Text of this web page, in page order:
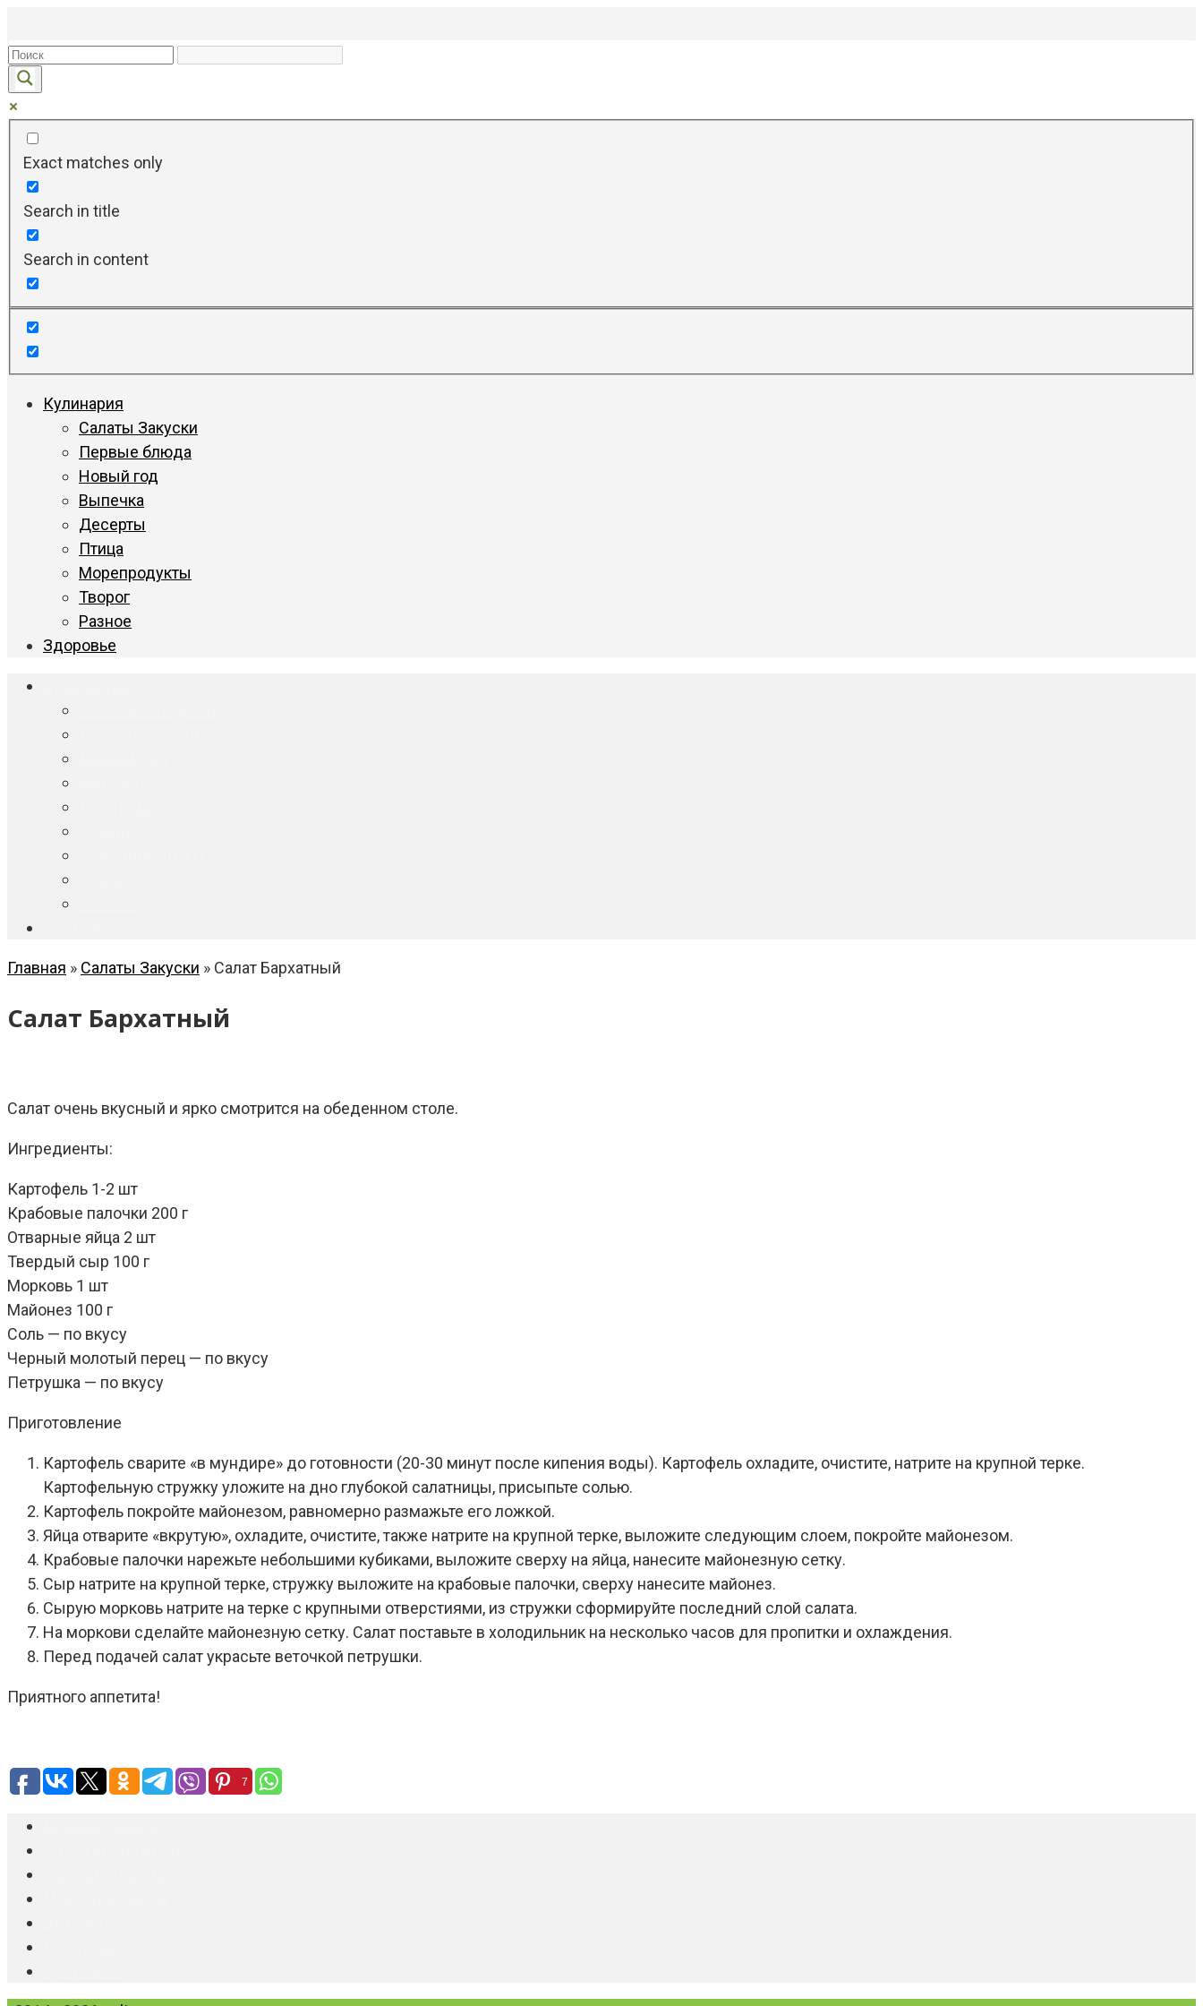
к
контенту
Exact matches only
Search in title
Search in content
Кулинария
Салаты Закуски
Первые блюда
Новый год
Выпечка
Десерты
Птица
Морепродукты
Творог
Разное
Здоровье
Главная » Салаты Закуски » Салат Бархатный
Салат Бархатный
Салат очень вкусный и ярко смотрится на обеденном столе.
Ингредиенты:
Картофель 1-2 шт
Крабовые палочки 200 г
Отварные яйца 2 шт
Твердый сыр 100 г
Морковь 1 шт
Майонез 100 г
Соль — по вкусу
Черный молотый перец — по вкусу
Петрушка — по вкусу
Приготовление
Картофель сварите «в мундире» до готовности (20-30 минут после кипения воды). Картофель охладите, очистите, натрите на крупной терке.
Картофельную стружку уложите на дно глубокой салатницы, присыпьте солью.
Картофель покройте майонезом, равномерно размажьте его ложкой.
Яйца отварите «вкрутую», охладите, очистите, также натрите на крупной терке, выложите следующим слоем, покройте майонезом.
Крабовые палочки нарежьте небольшими кубиками, выложите сверху на яйца, нанесите майонезную сетку.
Сыр натрите на крупной терке, стружку выложите на крабовые палочки, сверху нанесите майонез.
Сырую морковь натрите на терке с крупными отверстиями, из стружки сформируйте последний слой салата.
На моркови сделайте майонезную сетку. Салат поставьте в холодильник на несколько часов для пропитки и охлаждения.
Перед подачей салат украсьте веточкой петрушки.
Приятного аппетита!
7